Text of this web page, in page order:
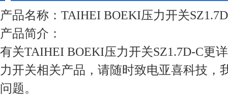
产品名称：TAIHEI BOEKI压力开关
产品简介：
有关TAIHEI BOEKI压力开关SZ1.7D-C更
力开关相关产品，请随时致电亚喜科技，
问题。